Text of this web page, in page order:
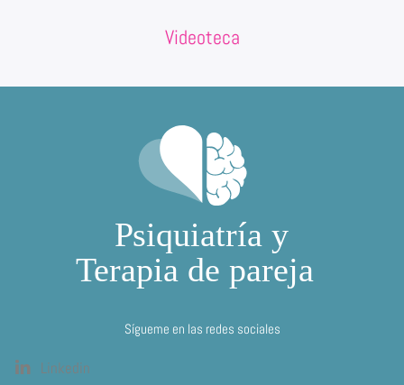
Videoteca
Sígueme en las redes sociales
Linkedin